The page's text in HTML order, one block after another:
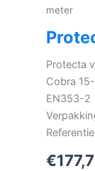
meter
Protecta
Cobra
EN353-2
€